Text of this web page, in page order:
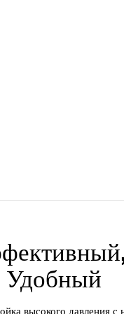
Удобный
высокого давления